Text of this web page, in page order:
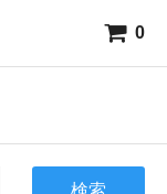
0
検索